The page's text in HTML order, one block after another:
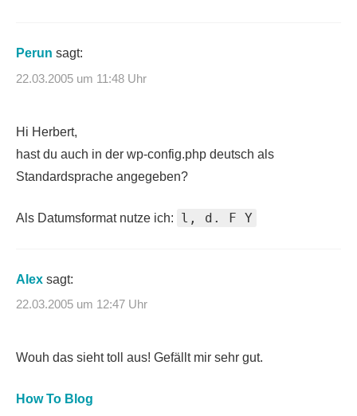
Perun sagt:
22.03.2005 um 11:48 Uhr
Hi Herbert,
hast du auch in der wp-config.php deutsch als
Standardsprache angegeben?
Als Datumsformat nutze ich: l, d. F Y
Alex sagt:
22.03.2005 um 12:47 Uhr
Wouh das sieht toll aus! Gefällt mir sehr gut.
How To Blog